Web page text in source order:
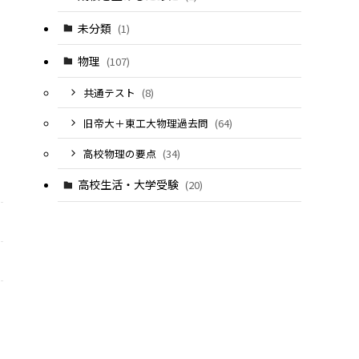
未分類 (1)
物理 (107)
共通テスト (8)
旧帝大＋東工大物理過去問 (64)
高校物理の要点 (34)
高校生活・大学受験 (20)